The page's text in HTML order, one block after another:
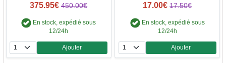
375.95€ 450.00€
En stock, expédié sous
12/24h
Quantité
Ajouter
17.00€ 17.50€
En stock, expédié sous
12/24h
Quantité
Ajouter